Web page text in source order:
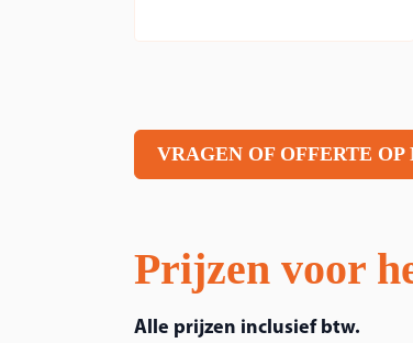
VRAGEN OF OFFERTE
Prijzen voor
Alle prijzen inclusief btw.